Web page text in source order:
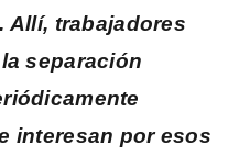
Allí, trabajadores
separación
interesan por esos